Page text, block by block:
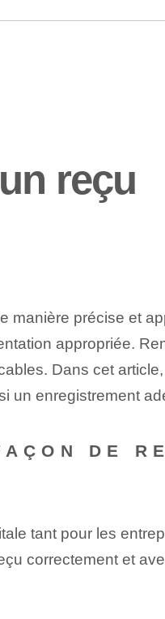
reçu
manière précise et
appropriée.
Dans cet
un enregistrement
DE
tant pour les
correctement et